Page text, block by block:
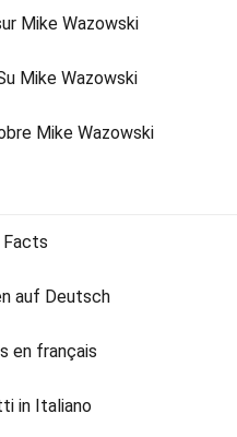
Mike Wazowski
Mike Wazowski
Mike Wazowski
Facts
auf Deutsch
français
in Italiano